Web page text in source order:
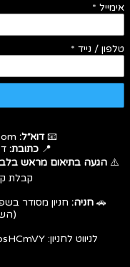
אימייל *
טלפון / נייד *
📧דוא״ל:
📍 כתובת:
⚠️ הגעה בתיאום מראש
קבלת
🚗 חניה: חניון מסודר
לניווט לחניון: